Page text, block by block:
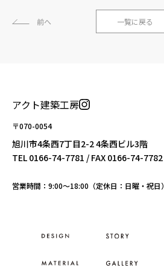
前へ 一覧に戻る
アクト建築工房
〒070-0054
旭川市4条西7丁目2-2 4条西ビル3階
TEL 0166-74-7781 / FAX 0166-74-7782
営業時間：9:00〜18:00（定休日：日曜・祝日）